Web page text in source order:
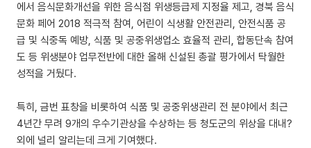
에서 음식문화개선을 위한 음식점 위생등급제 지정율 제고, 경북 음식
문화 페어 2018 적극적 참여, 어린이 식생활 안전관리, 안전식품 공
급 및 식중독 예방, 식품 및 공중위생업소 효율적 관리, 합동단속 참여
도 등 위생분야 업무전반에 대한 올해 신설된 총괄 평가에서 탁월한
성적을 거뒀다.
특히, 금번 표창을 비롯하여 식품 및 공중위생관리 전 분야에서 최근
4년간 무려 9개의 우수기관상을 수상하는 등 청도군의 위상을 대내?
외에 널리 알리는데 크게 기여했다.